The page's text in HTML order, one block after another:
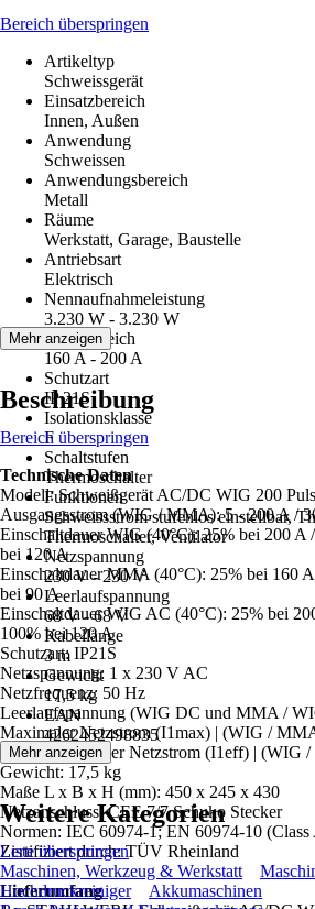
Bereich überspringen
Artikeltyp
Schweissgerät
Einsatzbereich
Innen, Außen
Anwendung
Schweissen
Anwendungsbereich
Metall
Räume
Werkstatt, Garage, Baustelle
Antriebsart
Elektrisch
Nennaufnahmeleistung
3.230 W - 3.230 W
Regelbereich
160 A - 200 A
Schutzart
IP 21S
Isolationsklasse
F
Schaltstufen
Thermoschalter
Funktionen
Schweissstrom stufenlos einstellbar,
Thermoschalter, Ventilator
Netzspannung
230 V - 230 V
Leerlaufspannung
68 V - 68 V
Kabellänge
3 m
Gewicht
17,5 kg
EAN
4262452498835
Mehr anzeigen
Beschreibung
Bereich überspringen
Technische Daten
Modell: Schweißgerät AC/DC WIG 200
Ausgangsstrom (WIG / MMA): 5 - 200 A /
Einschaltdauer WIG (40°C): 25% bei 200 A
bei 120 A
Einschaltdauer MMA (40°C): 25% bei 160
bei 90 A
Einschaltdauer WIG AC (40°C): 25% bei
100% bei 120 A
Schutzart: IP21S
Netzspannung: 1 x 230 V AC
Netzfrequenz: 50 Hz
Leerlaufspannung (WIG DC und MMA /
Maximaler Netzstrom (I1max) | (WIG /
Größter effektiver Netzstrom (I1eff) | (WIG
Gewicht: 17,5 kg
Maße L x B x H (mm): 450 x 245 x 430
Netzanschluss: CEE 7/7 Schuko Stecker
Normen: IEC 60974-1; EN 60974-10 (Class
Zertifiziert durch: TÜV Rheinland
Lieferumfang
Mehr anzeigen
Weitere Kategorien
Liste überspringen
Maschinen, Werkzeug & Werkstatt
Hochdruckreiniger
Akkumaschinen